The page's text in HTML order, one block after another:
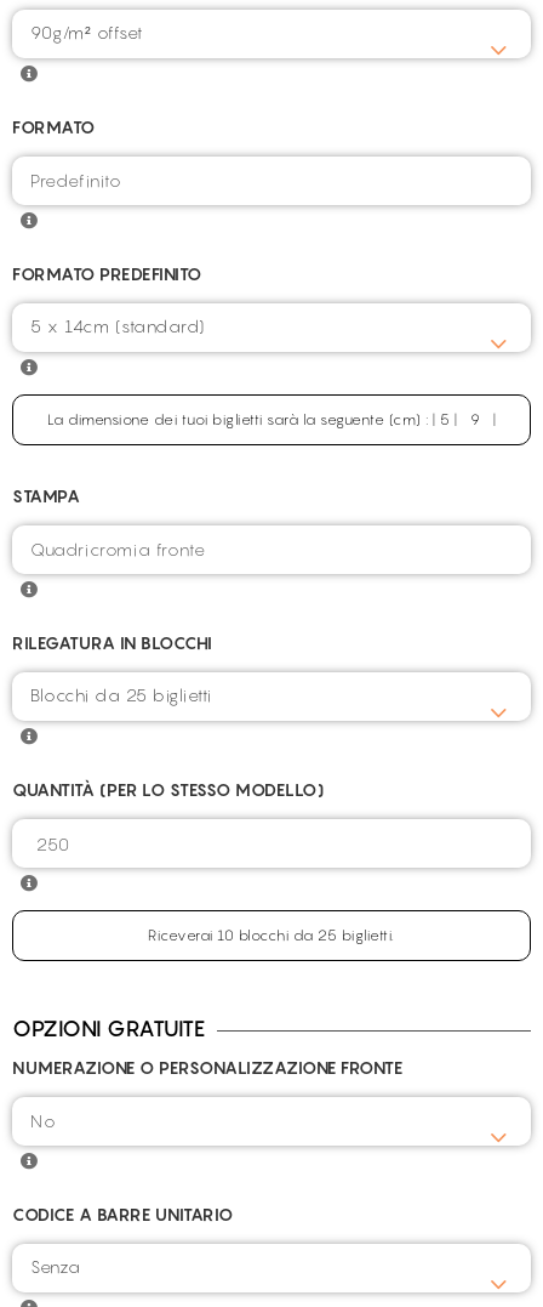
90g/m² offset
FORMATO
FORMATO PREDEFINITO
5 x 14cm (standard)
La dimensione dei tuoi biglietti sarà la seguente (cm) : | 5 | 9 |
STAMPA
RILEGATURA IN BLOCCHI
Blocchi da 25 biglietti
QUANTITÀ (PER LO STESSO MODELLO)
Riceverai 10 blocchi da 25 biglietti.
OPZIONI GRATUITE
NUMERAZIONE O PERSONALIZZAZIONE FRONTE
CODICE A BARRE UNITARIO
Senza